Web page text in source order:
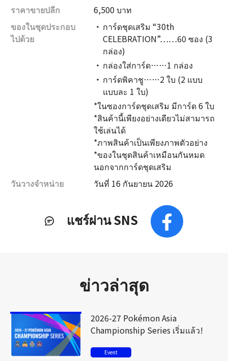
ราคาขายปลีก
6,500 บาท
ของในชุดประกอบ
ไปด้วย
การ์ดชุดเสริม “30th
CELEBRATION”……60 ซอง (3
กล่อง)
กล่องใส่การ์ด……1 กล่อง
การ์ดพิคาชู……2 ใบ (2 แบบ
แบบละ 1 ใบ)
*ในซองการ์ดชุดเสริม มีการ์ด 6 ใบ
*สินค้านี้เพียงอย่างเดียวไม่สามารถ
ใช้เล่นได้
*ภาพสินค้าเป็นเพียงภาพตัวอย่าง
*ของในชุดสินค้าเหมือนกันหมด
นอกจากการ์ดชุดเสริม
วันวางจำหน่าย
วันที่ 16 กันยายน 2026
แชร์ผ่าน SNS
ข่าวล่าสุด
2026-27 Pokémon Asia
Championship Series เริ่มแล้ว!
Event